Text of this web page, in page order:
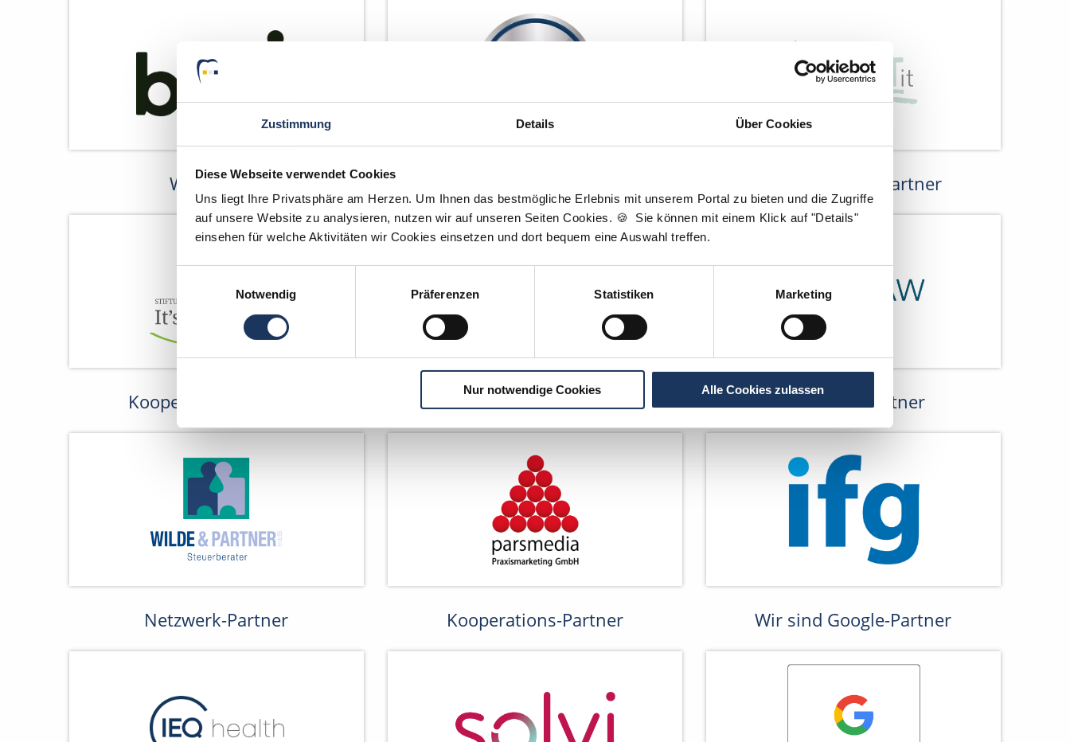
Zustimmung Details Über Cookies
Diese Webseite verwendet Cookies
Uns liegt Ihre Privatsphäre am Herzen. Um Ihnen das bestmögliche Erlebnis mit unserem Portal zu bieten und die Zugriffe
auf unsere Website zu analysieren, nutzen wir auf unseren Seiten Cookies. 🍪 Sie können mit einem Klick auf "Details"
einsehen für welche Aktivitäten wir Cookies einsetzen und dort bequem eine Auswahl treffen.
Notwendig
Präferenzen Statistiken Marketing
Nur notwendige Cookies Alle Cookies zulassen
Wir fördern Kooperations-Partner
Kooperations-Partner Netzwerk-Partner Netzwerk-Partner
Netzwerk-Partner Kooperations-Partner Wir sind Google-Partner